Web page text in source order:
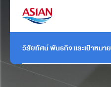
วิสัยทัศน์ พันธกิจ และเป้าหมาย